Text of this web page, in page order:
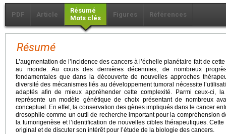
PDF Article
Résumé
Mots clés
Figures Références
Résumé
L’augmentation de l’incidence des cancers à l’échelle planétaire fait de
au monde. Au cours des dernières décennies, de nombreux
fondamentales que dans la découverte de nouvelles approches
diversité des mécanismes liés au développement tumoral nécessite
adaptés afin de mieux appréhender cette complexité. Parmi ceux-ci,
représente un modèle génétique de choix présentant de nombreux
conceptuel. En effet, la conservation des gènes impliqués dans le cancer
drosophile comme un outil de recherche important pour la compréhension
la tumorigenèse et l’identification de nouvelles cibles thérapeutiques.
original et de discuter son intérêt pour l’étude de la biologie des cancers.